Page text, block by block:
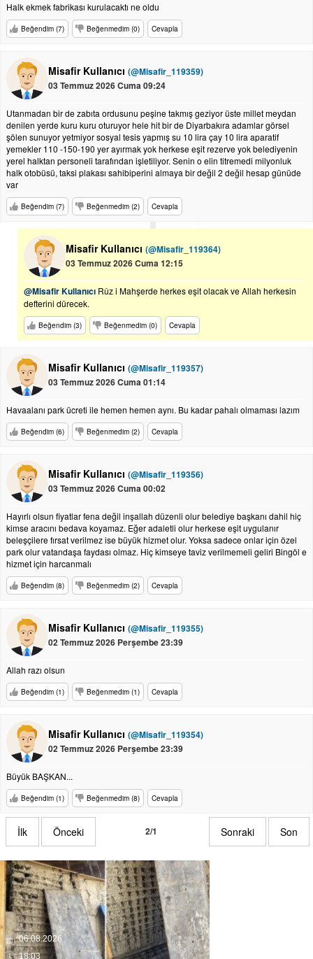
Halk ekmek fabrikası kurulacaktı ne oldu
Beğendim (7) Beğenmedim (0) Cevapla
Misafir Kullanıcı (@Misafir_119359)
03 Temmuz 2026 Cuma 09:24
Utanmadan bir de zabıta ordusunu peşine takmış geziyor üste millet meydan
denilen yerde kuru kuru oturuyor hele hit bir de Diyarbakıra adamlar görsel
şölen sunuyor yetmiyor sosyal tesis yapmış su 10 lira çay 10 lira aparatif
yemekler 110 -150-190 yer ayırmak yok herkese eşit rezerve yok belediyenin
yerel halktan personeli tarafından işletiliyor. Senin o elin titremedi milyonluk
halk otobüsü, taksi plakası sahibiperini almaya bir değil 2 değil hesap günüde
var
Beğendim (7) Beğenmedim (2) Cevapla
Misafir Kullanıcı (@Misafir_119364)
03 Temmuz 2026 Cuma 12:15
@Misafir Kullanıcı Rûz i Mahşerde herkes eşit olacak ve Allah herkesin
defterini dürecek.
Beğendim (3) Beğenmedim (0) Cevapla
Misafir Kullanıcı (@Misafir_119357)
03 Temmuz 2026 Cuma 01:14
Havaalanı park ücreti ile hemen hemen aynı. Bu kadar pahalı olmaması lazım
Beğendim (6) Beğenmedim (2) Cevapla
Misafir Kullanıcı (@Misafir_119356)
03 Temmuz 2026 Cuma 00:02
Hayırlı olsun fiyatlar fena değil inşallah düzenli olur belediye başkanı dahil hiç
kimse aracını bedava koyamaz. Eğer adaletli olur herkese eşit uygulanır
beleşçilere fırsat verilmez ise büyük hizmet olur. Yoksa sadece onlar için özel
park olur vatandaşa faydası olmaz. Hiç kimseye taviz verilmemeli geliri Bingöl e
hizmet için harcanmalı
Beğendim (8) Beğenmedim (2) Cevapla
Misafir Kullanıcı (@Misafir_119355)
02 Temmuz 2026 Perşembe 23:39
Allah razı olsun
Beğendim (1) Beğenmedim (1) Cevapla
Misafir Kullanıcı (@Misafir_119354)
02 Temmuz 2026 Perşembe 23:39
Büyük BAŞKAN...
Beğendim (1) Beğenmedim (8) Cevapla
İlk Önceki 2/1 Sonraki Son
06.08.2026
18:03